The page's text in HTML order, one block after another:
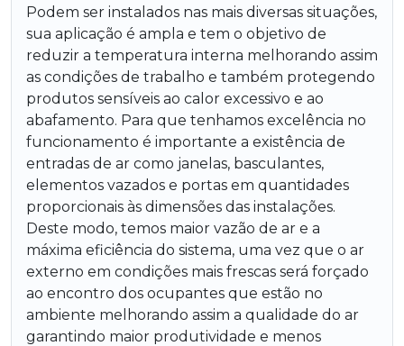
Podem ser instalados nas mais diversas situações,
sua aplicação é ampla e tem o objetivo de
reduzir a temperatura interna melhorando assim
as condições de trabalho e também protegendo
produtos sensíveis ao calor excessivo e ao
abafamento. Para que tenhamos excelência no
funcionamento é importante a existência de
entradas de ar como janelas, basculantes,
elementos vazados e portas em quantidades
proporcionais às dimensões das instalações.
Deste modo, temos maior vazão de ar e a
máxima eficiência do sistema, uma vez que o ar
externo em condições mais frescas será forçado
ao encontro dos ocupantes que estão no
ambiente melhorando assim a qualidade do ar
garantindo maior produtividade e menos